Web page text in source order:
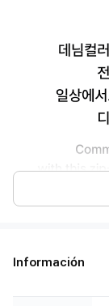
Información